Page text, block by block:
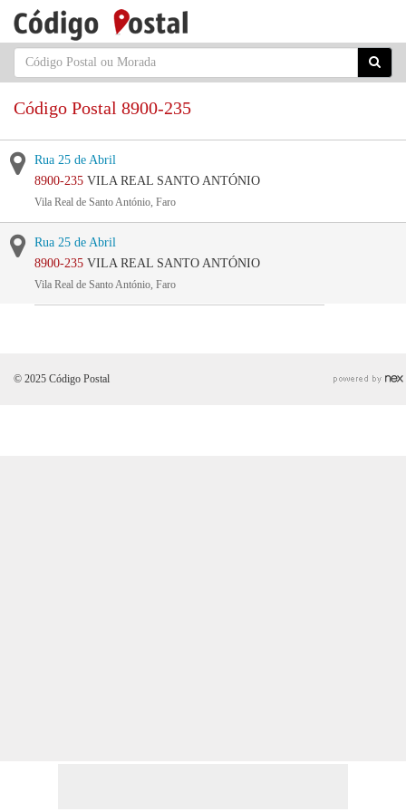
Código Postal 8900-235
Rua 25 de Abril
8900-235 VILA REAL SANTO ANTÓNIO
Vila Real de Santo António, Faro
Rua 25 de Abril
8900-235 VILA REAL SANTO ANTÓNIO
Vila Real de Santo António, Faro
© 2025 Código Postal